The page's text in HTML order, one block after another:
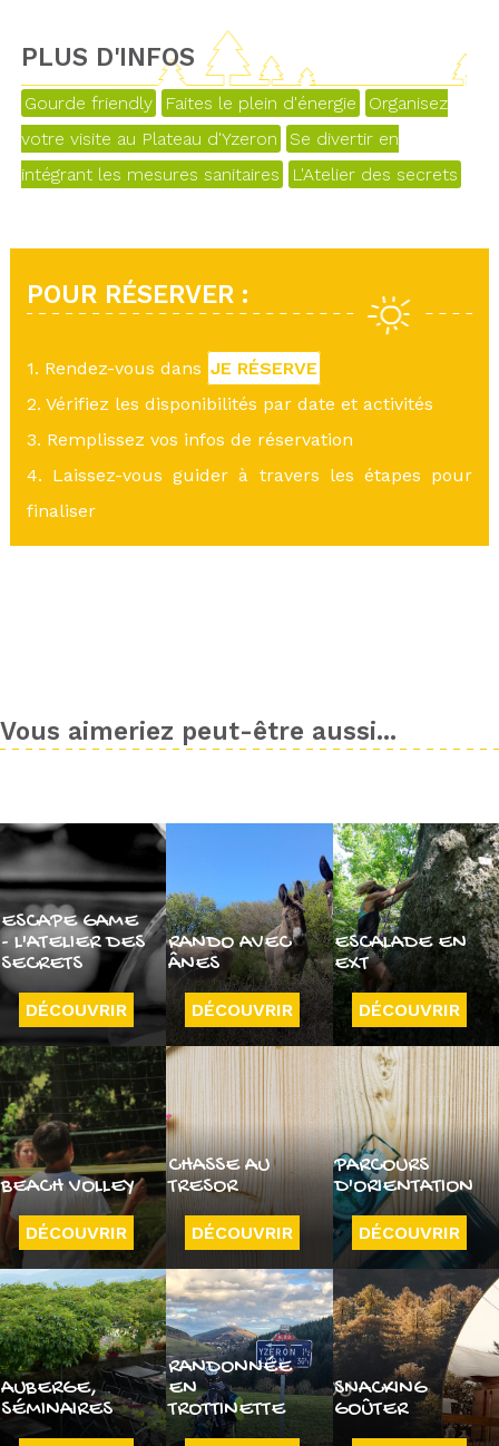
PLUS D'INFOS
Gourde friendly Faites le plein d'énergie
Organisez
votre visite au Plateau d'Yzeron
Se divertir en
intégrant les mesures sanitaires
L'Atelier des secrets
POUR RÉSERVER :
1. Rendez-vous dans JE RÉSERVE
2. Vérifiez les disponibilités par date et activités
3. Remplissez vos infos de réservation
4. Laissez-vous guider à travers les étapes pour
finaliser
Vous aimeriez peut-être aussi...
ESCAPE GAME
- L'ATELIER DES
SECRETS
DÉCOUVRIR
RANDO AVEC
ÂNES
DÉCOUVRIR
ESCALADE EN
EXT
DÉCOUVRIR
BEACH VOLLEY
DÉCOUVRIR
CHASSE AU
TRESOR
DÉCOUVRIR
PARCOURS
D'ORIENTATION
DÉCOUVRIR
AUBERGE,
SÉMINAIRES
RANDONNÉE
EN
TROTTINETTE
SNACKING
GOÛTER